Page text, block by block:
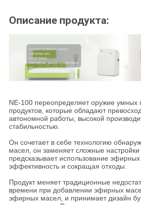
Описание продукта:
NE-100 переопределяет оружие
продуктов, которые обладают
автономной работы, высокой
стабильностью.
Он сочетает в себе технологию
масел, он заменяет сложные
предсказывает использование
эффективность и сокращая отходы.
Продукт меняет традиционные
времени при добавлении эфирных
эфирных масел, и принимает дизайн